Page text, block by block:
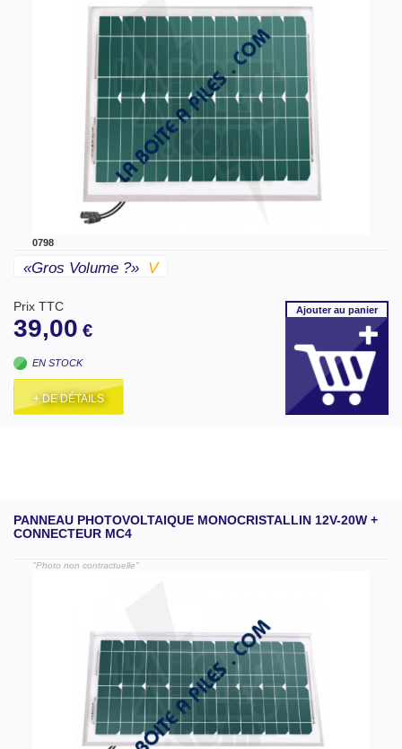
0798
«gros Volume ?» V
Prix TTC
39,00 €
EN STOCK
+ DE DÉTAILS
Ajouterau panier
PANNEAU PHOTOVOLTAIQUE MONOCRISTALLIN 12V-20W +
CONNECTEUR MC4
"Photo non contractuelle"